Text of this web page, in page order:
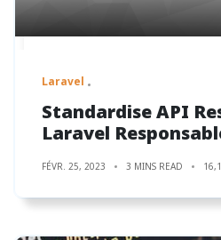
Laravel
Standardise API
Laravel
FÉVR. 25, 2023 3 MINS READ